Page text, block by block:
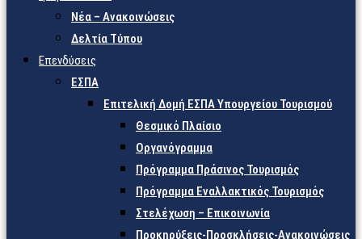
Νέα – Ανακοινώσεις
Δελτία Τύπου
Επενδύσεις
ΕΣΠΑ
Επιτελική Δομή ΕΣΠΑ Υπουργείου Τουρισμού
Θεσμικό Πλαίσιο
Οργανόγραμμα
Πρόγραμμα Πράσινος Τουρισμός
Πρόγραμμα Εναλλακτικός Τουρισμός
Στελέχωση – Επικοινωνία
Προκηρύξεις-Προσκλήσεις-Ανακοινώσεις